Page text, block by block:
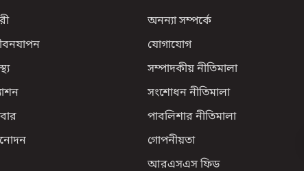
অনন্যা সম্পর্কে
যোগাযোগ
সম্পাদকীয় নীতিমালা
সংশোধন নীতিমালা
পাবলিশার নীতিমালা
গোপনীয়তা
আরএসএস ফিড